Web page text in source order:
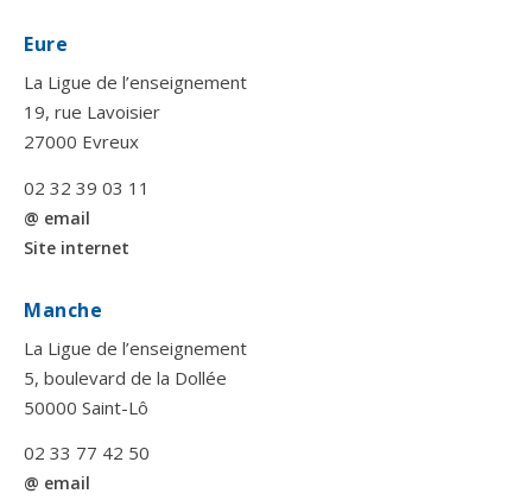
Eure
La Ligue de l’enseignement
19, rue Lavoisier
27000 Evreux
02 32 39 03 11
@ email
Site internet
Manche
La Ligue de l’enseignement
5, boulevard de la Dollée
50000 Saint-Lô
02 33 77 42 50
@ email